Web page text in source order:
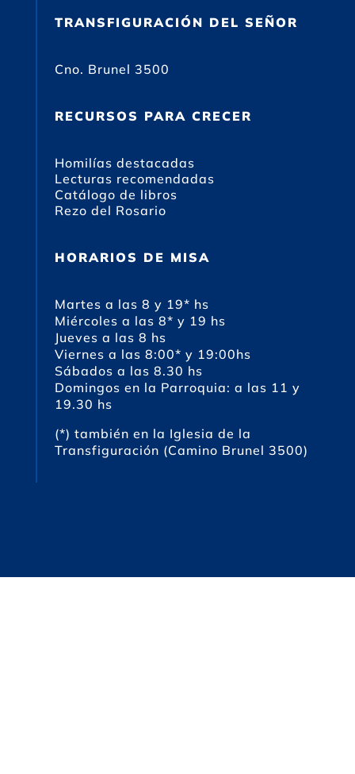
TRANSFIGURACIÓN DEL SEÑOR
Cno. Brunel 3500
RECURSOS PARA CRECER
Homilías destacadas
Lecturas recomendadas
Catálogo de libros
Rezo del Rosario
HORARIOS DE MISA
Martes a las 8 y 19* hs
Miércoles a las 8* y 19 hs
Jueves a las 8 hs
Viernes a las 8:00* y 19:00hs
Sábados a las 8.30 hs
Domingos en la Parroquia: a las 11 y
19.30 hs
(*) también en la Iglesia de la
Transfiguración (Camino Brunel 3500)